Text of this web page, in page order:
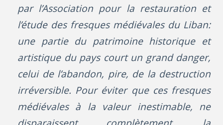
par l’Association pour la restauration et
l’étude des fresques médiévales du Liban:
une partie du patrimoine historique et
artistique du pays court un grand danger,
celui de l’abandon, pire, de la destruction
irréversible. Pour éviter que ces fresques
médiévales à la valeur inestimable, ne